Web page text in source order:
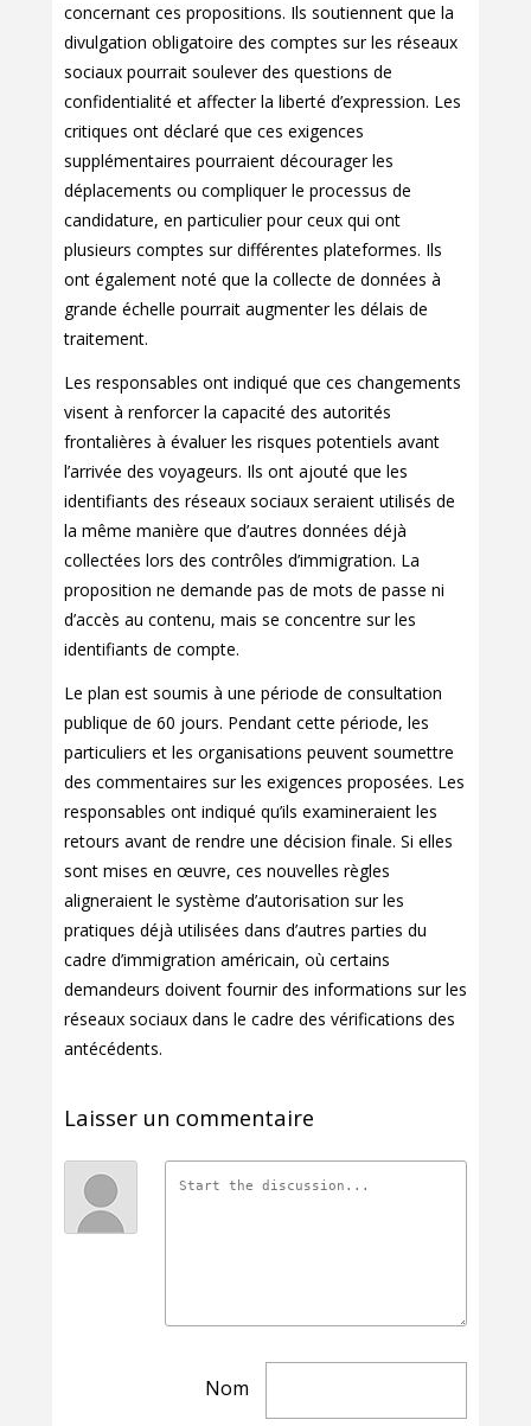
concernant ces propositions. Ils soutiennent que la
divulgation obligatoire des comptes sur les réseaux
sociaux pourrait soulever des questions de
confidentialité et affecter la liberté d’expression. Les
critiques ont déclaré que ces exigences
supplémentaires pourraient décourager les
déplacements ou compliquer le processus de
candidature, en particulier pour ceux qui ont
plusieurs comptes sur différentes plateformes. Ils
ont également noté que la collecte de données à
grande échelle pourrait augmenter les délais de
traitement.
Les responsables ont indiqué que ces changements
visent à renforcer la capacité des autorités
frontalières à évaluer les risques potentiels avant
l’arrivée des voyageurs. Ils ont ajouté que les
identifiants des réseaux sociaux seraient utilisés de
la même manière que d’autres données déjà
collectées lors des contrôles d’immigration. La
proposition ne demande pas de mots de passe ni
d’accès au contenu, mais se concentre sur les
identifiants de compte.
Le plan est soumis à une période de consultation
publique de 60 jours. Pendant cette période, les
particuliers et les organisations peuvent soumettre
des commentaires sur les exigences proposées. Les
responsables ont indiqué qu’ils examineraient les
retours avant de rendre une décision finale. Si elles
sont mises en œuvre, ces nouvelles règles
aligneraient le système d’autorisation sur les
pratiques déjà utilisées dans d’autres parties du
cadre d’immigration américain, où certains
demandeurs doivent fournir des informations sur les
réseaux sociaux dans le cadre des vérifications des
antécédents.
Laisser un commentaire
Nom